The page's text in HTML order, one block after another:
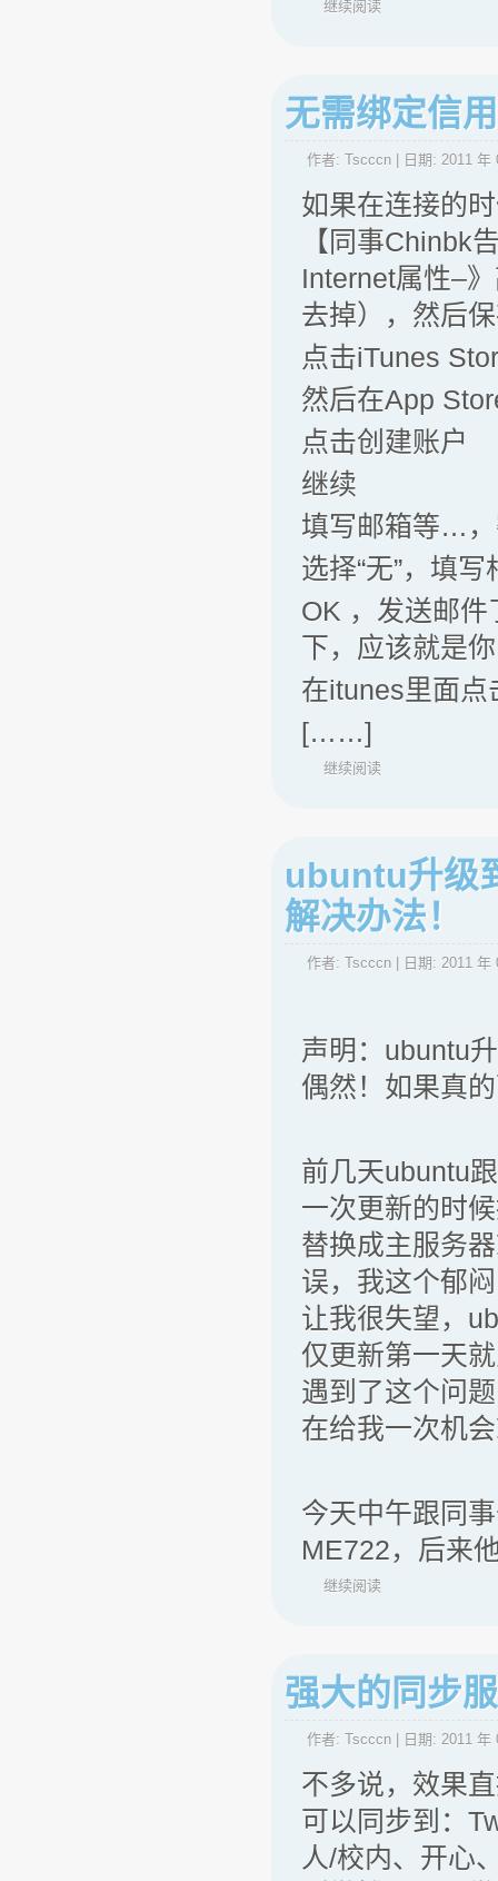
继续阅读
无需绑定信
作者: Tscccn | 日期: 2011 年
如果在连接的
【同事Chinbk
Internet属性–
去掉），然后
点击iTunes
然后在App
点击创建账户
继续
填写邮箱等…，
选择“无”，填
OK ，发送邮
下，应该就是
在itunes里面点
[……]
继续阅读
ubuntu升级
解决办法！
作者: Tscccn | 日期: 2011 年
声明：ubuntu
偶然！如果真
前几天ubuntu
一次更新的时
替换成主服务
误，我这个郁
让我很失望，
仅更新第一天
遇到了这个问
在给我一次机
今天中午跟同
ME722，后来
继续阅读
强大的同步
作者: Tscccn | 日期: 2011 年
不多说，效果
可以同步到：
人/校内、开心